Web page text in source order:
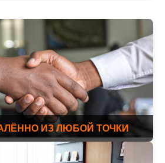
ИЗ ЛЮБОЙ ТОЧКИ